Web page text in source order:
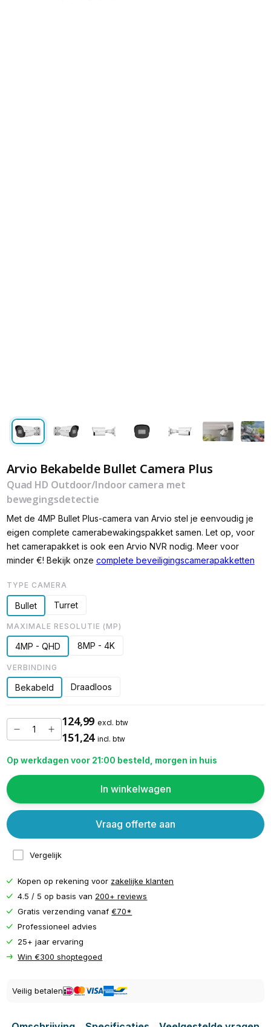
Arvio Bekabelde Bullet Camera Plus
Quad HD Outdoor/Indoor camera met
bewegingsdetectie
Met de 4MP Bullet Plus-camera van Arvio stel je eenvoudig je
eigen complete camerabewakingspakket samen. Let op, voor
het camerapakket is ook een Arvio NVR nodig. Meer voor
minder €! Bekijk onze complete beveiligingscamerapakketten
TYPE CAMERA
Bullet Turret
MAXIMALE RESOLUTIE (MP)
4MP - QHD 8MP - 4K
VERBINDING
Bekabeld Draadloos
124,99 excl. btw
151,24 incl. btw
Op werkdagen voor 21:00 besteld, morgen in huis
In winkelwagen
Vergelijk
Vraag offerte aan
Kopen op rekening voor zakelijke klanten
4.5 / 5 op basis van 200+ reviews
Gratis verzending vanaf€70*
Professioneel advies
25+ jaar ervaring
Win €300 shoptegoed
Veilig betalen